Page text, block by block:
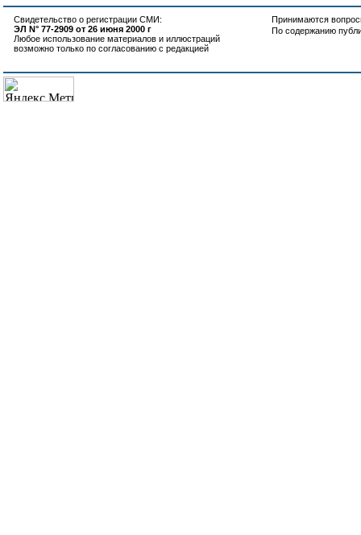
Свидетельство о регистрации СМИ:
ЭЛ N° 77-2909 от 26 июня 2000 г
Любое использование материалов и иллюстраций
возможно только по согласованию с редакцией
Принимаются
По содержанию